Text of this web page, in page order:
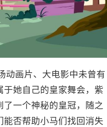
动画片、大电影中未曾有
她自己的皇家舞会，紫
一个神秘的皇冠，随之
否帮助小马们找回消失